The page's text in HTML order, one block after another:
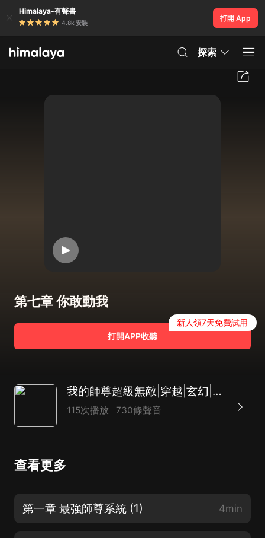
Himalaya-有聲書
4.8k 安裝
打開 App
探索
第七章 你敢動我
打開APP收聽
新人領7天免費試用
我的師尊超級無敵|穿越|玄幻|修仙|AI多播
115次播放 730條聲音
查看更多
第一章 最強師尊系統 (1) 4min